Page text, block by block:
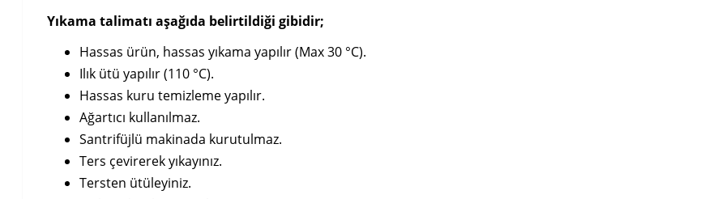
Yıkama talimatı aşağıda belirtildiği gibidir;
Hassas ürün, hassas yıkama yapılır (Max 30 °C).
Ilık ütü yapılır (110 °C).
Hassas kuru temizleme yapılır.
Ağartıcı kullanılmaz.
Santrifüjlü makinada kurutulmaz.
Ters çevirerek yıkayınız.
Tersten ütüleyiniz.